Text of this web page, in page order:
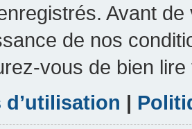
Avant
de nos
vous de bien
|